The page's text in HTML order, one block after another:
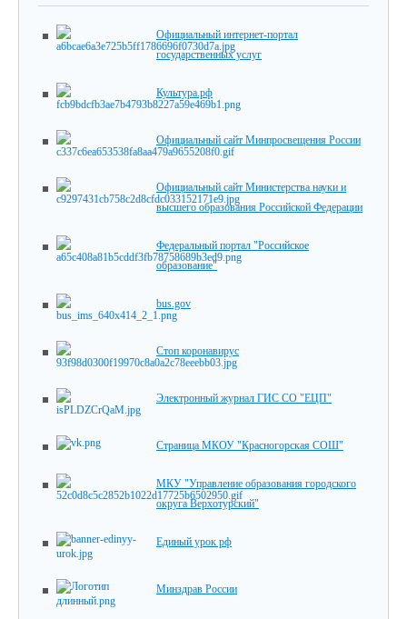
Официальный интернет-портал
государственных услуг
Культура.рф
Официальный сайт Минпросвещения России
Официальный сайт Министерства науки и
высшего образования Российской Федерации
Федеральный портал "Российское
образование"
bus.gov
Стоп коронавирус
Электронный журнал ГИС СО "ЕЦП"
Страница МКОУ "Красногорская СОШ"
МКУ "Управление образования городского
округа Верхотурский"
Единый урок рф
Минздрав России